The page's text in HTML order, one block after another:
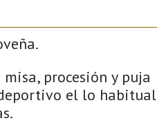
procesión y puja
el lo habitual